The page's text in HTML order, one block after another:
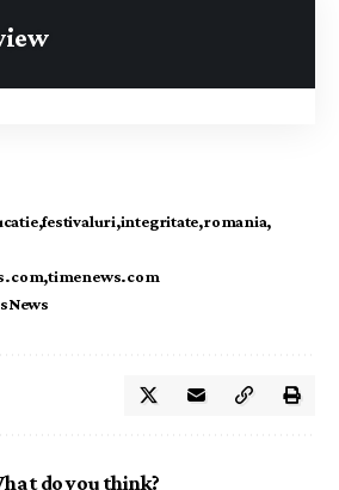
festivaluri integritate romania
timenews.com
do you think?